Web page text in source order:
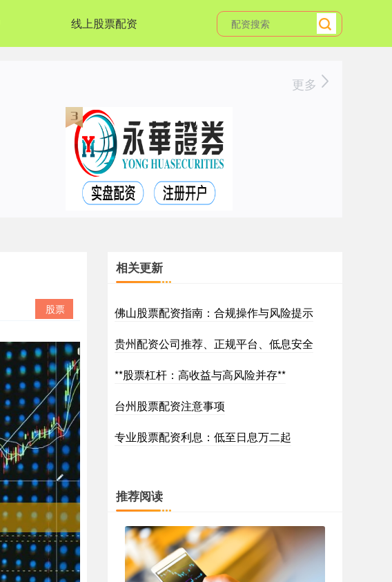
线上股票配资
更多
股票
相关更新
佛山股票配资指南：合规操作与风险提示
贵州配资公司推荐、正规平台、低息安全
**股票杠杆：高收益与高风险并存**
台州股票配资注意事项
专业股票配资利息：低至日息万二起
推荐阅读